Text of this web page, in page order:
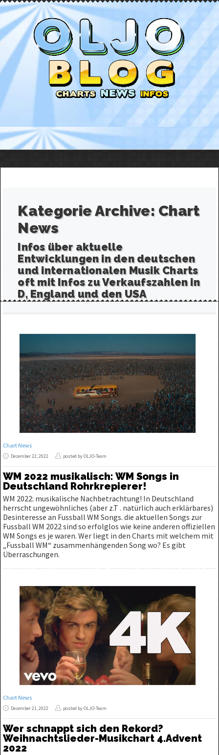
Kategorie Archive: Chart
News
Infos über aktuelle
Entwicklungen in den deutschen
und internationalen Musik Charts
oft mit Infos zu Verkaufszahlen in
D, England und den USA
Chart News
Dezember 22, 2022 posted by OLJO-Team
WM 2022 musikalisch: WM Songs in
Deutschland Rohrkrepierer!
WM 2022: musikalische Nachbetrachtung! In Deutschland
herrscht ungewöhnliches (aber z.T . natürlich auch erklärbares)
Desinteresse an Fussball WM Songs. die aktuellen Songs zur
Fussball WM 2022 sind so erfolglos wie keine anderen offiziellen
WM Songs es je waren. Wer liegt in den Charts mit welchem mit
„Fussball WM“ zusammenhängenden Song wo? Es gibt
Überraschungen.
Chart News
Dezember 21, 2022 posted by OLJO-Team
Wer schnappt sich den Rekord?
Weihnachtslieder-Musikchart 4.Advent
2022